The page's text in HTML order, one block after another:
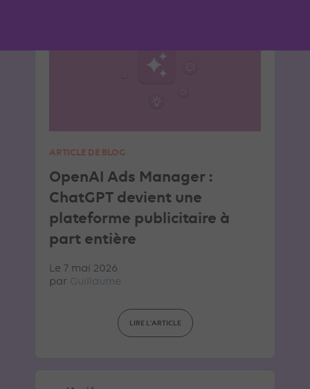
ARTICLE DE BLOG
OpenAI Ads Manager :
ChatGPT devient une
plateforme publicitaire à
part entière
Le 7 mai 2026
par Guillaume
LIRE L'ARTICLE